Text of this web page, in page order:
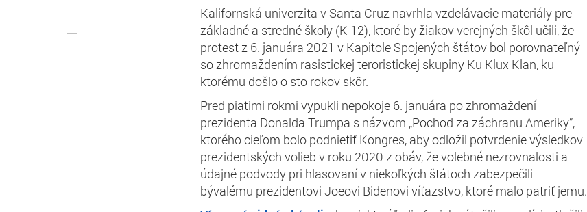
Kalifornská univerzita v Santa Cruz navrhla vzdelávacie materiály pre
základné a stredné školy (K-12), ktoré by žiakov verejných škôl učili, že
protest z 6. januára 2021 v Kapitole Spojených štátov bol porovnateľný
so zhromaždením rasistickej teroristickej skupiny Ku Klux Klan, ku
ktorému došlo o sto rokov skôr.
Pred piatimi rokmi vypukli nepokoje 6. januára po zhromaždení
prezidenta Donalda Trumpa s názvom „Pochod za záchranu Ameriky”,
ktorého cieľom bolo podnietiť Kongres, aby odložil potvrdenie výsledkov
prezidentských volieb v roku 2020 z obáv, že volebné nezrovnalosti a
údajné podvody pri hlasovaní v niekoľkých štátoch zabezpečili
bývalému prezidentovi Joeovi Bidenovi víťazstvo, ktoré malo patriť jemu.